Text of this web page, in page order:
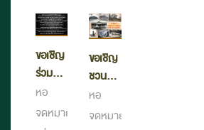
ราชินีนาถ
พระบรม
ราช
ชนนี
พันปี
กิจกรรม
สัมมนา
ใน
สร้าง
ขอเชิญ
ร่วมส่ง
ภาพ
ประวัติศาสตร์
หอ
จดหมายเหตุ
ขอเชิญ
ชวนส่ง
ภาพถ่าย
เข้าร่วม
หอ
จดหมายเหตุ